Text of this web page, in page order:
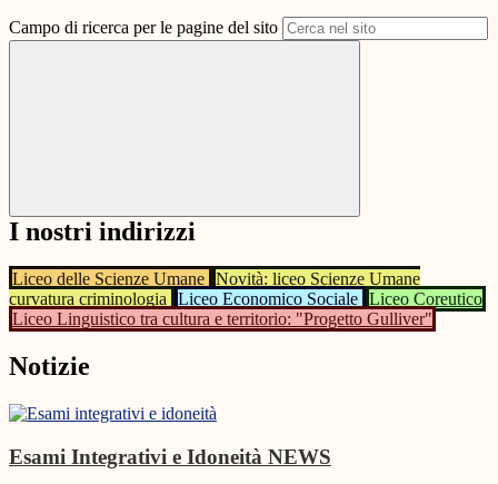
Campo di ricerca per le pagine del sito
I nostri indirizzi
Liceo delle Scienze Umane Novità: liceo Scienze Umane
curvatura criminologia
Liceo Economico Sociale Liceo Coreutico
Liceo Linguistico tra cultura e territorio: "Progetto Gulliver"
Notizie
Esami Integrativi e Idoneità NEWS